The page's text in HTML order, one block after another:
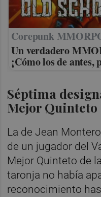
Corepunk
Un verdadero
¡Cómo los de antes,
Séptima
Mejor Quinteto
La de Jean
de un jugador del
Mejor Quinteto de
taronja no había
reconocimiento